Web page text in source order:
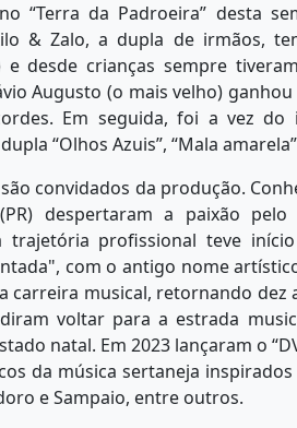
“Terra da Padroeira” desta
& Zalo, a dupla de irmãos,
e desde crianças sempre
Augusto (o mais velho)
Em seguida, foi a vez
“Olhos Azuis”, “Mala
convidados da produção.
despertaram a paixão
trajetória profissional teve
com o antigo nome
carreira musical, retornando
voltar para a estrada
natal. Em 2023 lançaram o
da música sertaneja
e Sampaio, entre outros.